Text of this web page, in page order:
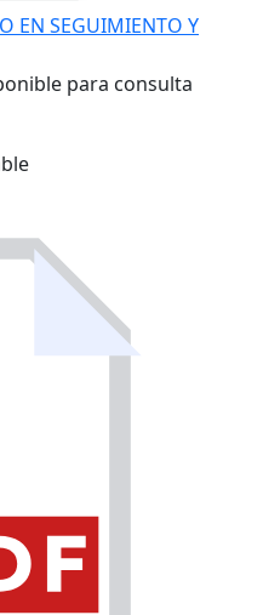
EN SEGUIMIENTO Y
para consulta